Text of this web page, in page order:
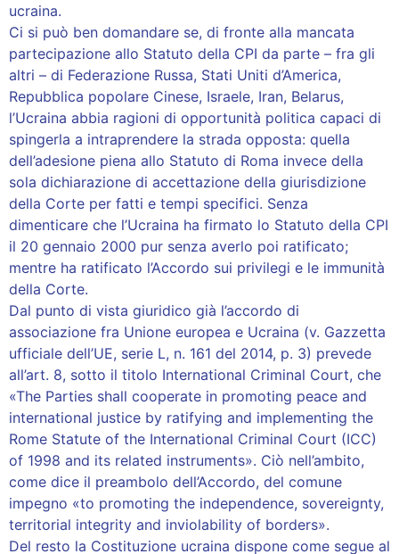
ucraina.
Ci si può ben domandare se, di fronte alla mancata
partecipazione allo Statuto della CPI da parte – fra gli
altri – di Federazione Russa, Stati Uniti d’America,
Repubblica popolare Cinese, Israele, Iran, Belarus,
l’Ucraina abbia ragioni di opportunità politica capaci di
spingerla a intraprendere la strada opposta: quella
dell’adesione piena allo Statuto di Roma invece della
sola dichiarazione di accettazione della giurisdizione
della Corte per fatti e tempi specifici. Senza
dimenticare che l’Ucraina ha firmato lo Statuto della CPI
il 20 gennaio 2000 pur senza averlo poi ratificato;
mentre ha ratificato l’Accordo sui privilegi e le immunità
della Corte.
Dal punto di vista giuridico già l’accordo di
associazione fra Unione europea e Ucraina (v. Gazzetta
ufficiale dell’UE, serie L, n. 161 del 2014, p. 3) prevede
all’art. 8, sotto il titolo International Criminal Court, che
«The Parties shall cooperate in promoting peace and
international justice by ratifying and implementing the
Rome Statute of the International Criminal Court (ICC)
of 1998 and its related instruments». Ciò nell’ambito,
come dice il preambolo dell’Accordo, del comune
impegno «to promoting the independence, sovereignty,
territorial integrity and inviolability of borders».
Del resto la Costituzione ucraina dispone come segue al